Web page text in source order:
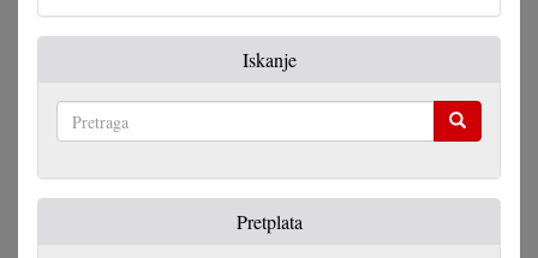
Iskanje
Pretplata